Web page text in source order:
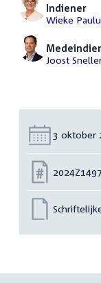
Indiener
Wieke
Joost Sneller
Datum:
3 oktober
Nummer: